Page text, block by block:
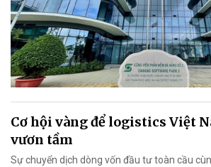
Cơ hội vàng để logistics Việt
vươn tầm
Sự chuyển dịch dòng vốn đầu tư toàn cầu